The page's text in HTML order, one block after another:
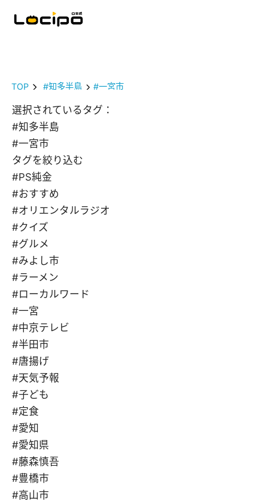
TOP #知多半島 #一宮市
選択されているタグ：
#知多半島
#一宮市
タグを絞り込む
#PS純金
#おすすめ
#オリエンタルラジオ
#クイズ
#グルメ
#みよし市
#ラーメン
#ローカルワード
#一宮
#中京テレビ
#半田市
#唐揚げ
#天気予報
#子ども
#定食
#愛知
#愛知県
#藤森慎吾
#豊橋市
#高山市